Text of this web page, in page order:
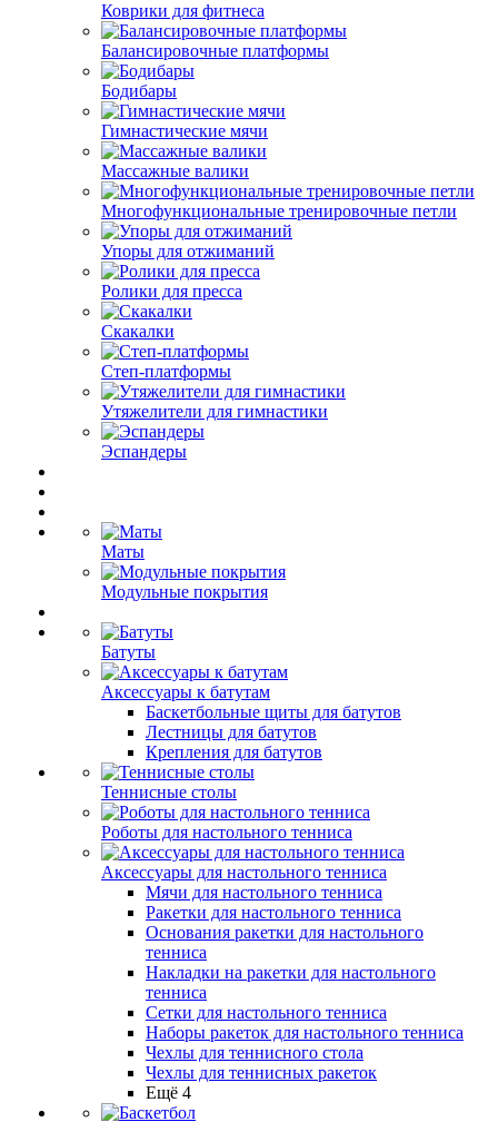
Коврики для фитнеса
Балансировочные платформы
Бодибары
Гимнастические мячи
Массажные валики
Многофункциональные тренировочные петли
Упоры для отжиманий
Ролики для пресса
Скакалки
Степ-платформы
Утяжелители для гимнастики
Эспандеры
Маты
Модульные покрытия
Батуты
Аксессуары к батутам
Баскетбольные щиты для батутов
Лестницы для батутов
Крепления для батутов
Теннисные столы
Роботы для настольного тенниса
Аксессуары для настольного тенниса
Мячи для настольного тенниса
Ракетки для настольного тенниса
Основания ракетки для настольного
тенниса
Накладки на ракетки для настольного
тенниса
Сетки для настольного тенниса
Наборы ракеток для настольного тенниса
Чехлы для теннисного стола
Чехлы для теннисных ракеток
Ещё 4